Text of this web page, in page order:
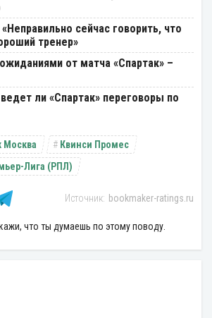
сейчас говорить, что
тренер»
от матча «Спартак» –
ли «Спартак» переговоры по
Москва
Квинси Промес
Лига (РПЛ)
bookmaker-ratings.ru
что ты думаешь по этому поводу.